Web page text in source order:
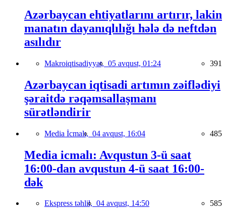
Azərbaycan ehtiyatlarını artırır, lakin
manatın dayanıqlılığı hələ də neftdən
asılıdır
Makroiqtisadiyyat, 05 avqust, 01:24 391
Azərbaycan iqtisadi artımın zəiflədiyi
şəraitdə rəqəmsallaşmanı
sürətləndirir
Media İcmalı, 04 avqust, 16:04 485
Media icmalı: Avqustun 3-ü saat
16:00-dan avqustun 4-ü saat 16:00-
dək
Ekspress təhlil, 04 avqust, 14:50 585